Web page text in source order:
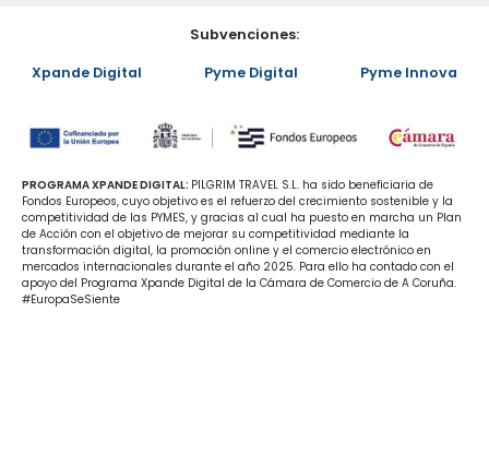
Subvenciones:
Xpande Digital Pyme Digital Pyme Innova
PROGRAMA XPANDE DIGITAL: PILGRIM TRAVEL S.L. ha sido beneficiaria de
Fondos Europeos, cuyo objetivo es el refuerzo del crecimiento sostenible y la
competitividad de las PYMES, y gracias al cual ha puesto en marcha un Plan
de Acción con el objetivo de mejorar su competitividad mediante la
transformación digital, la promoción online y el comercio electrónico en
mercados internacionales durante el año 2025. Para ello ha contado con el
apoyo del Programa Xpande Digital de la Cámara de Comercio de A Coruña.
#EuropaSeSiente